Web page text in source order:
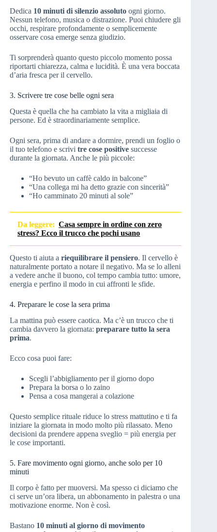
Dedica 10 minuti di silenzio assoluto ogni giorno.
Nessun telefono, musica o distrazione. Puoi chiudere gli
occhi, respirare profondamente o semplicemente
osservare cosa emerge senza giudizio.
Ti sorprenderà quanto questo piccolo momento possa
riportarti chiarezza, calma e lucidità. È una vera boccata
d’aria fresca per il cervello.
3. Scrivere tre cose belle ogni sera
Questa è quella che ha cambiato la vita a migliaia di
persone. Ed è straordinariamente semplice.
Ogni sera, prima di andare a dormire, prendi un foglio o
il tuo telefono e scrivi tre cose positive successe
durante la giornata. Anche le più piccole:
“Ho bevuto un caffè caldo in balcone”
“Una collega mi ha detto grazie con sincerità”
“Ho camminato 20 minuti al sole”
Da leggere: Casa sempre in ordine con zero
stress? Ecco il trucco che pochi usano
Questo ti aiuta a riequilibrare il pensiero. Il cervello è
naturalmente portato a notare il negativo. Ma se lo alleni
a vedere anche il buono, col tempo cambia tutto: umore,
energia e perfino il modo in cui affronti le sfide.
4. Preparare le cose la sera prima
La mattina può essere caotica. Ma c’è un trucco che ti
cambia davvero la giornata: preparare tutto la sera
prima.
Ecco cosa puoi fare:
Scegli l’abbigliamento per il giorno dopo
Prepara la borsa o lo zaino
Pensa a cosa mangerai a colazione
Questo semplice rituale riduce lo stress mattutino e ti fa
iniziare la giornata in modo molto più rilassato. Meno
decisioni da prendere appena sveglio = più energia per
le cose importanti.
5. Fare movimento ogni giorno, anche solo per 10
minuti
Il corpo è fatto per muoversi. Ma spesso ci diciamo che
ci serve un’ora libera, un abbonamento in palestra o una
motivazione enorme. Non è così.
Bastano 10 minuti al giorno di movimento